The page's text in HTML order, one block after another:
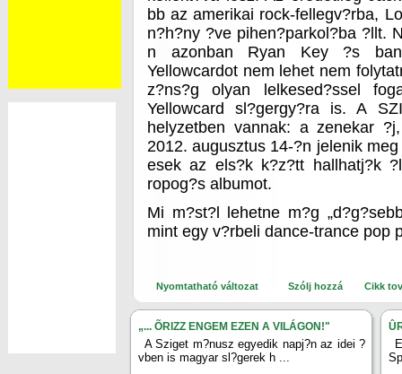
bb az amerikai rock-fellegv?rba,
n?h?ny ?ve pihen?parkol?ba ?llt.
n azonban Ryan Key ?s
Yellowcardot nem lehet nem
z?ns?g olyan lelkesed?ssel
Yellowcard sl?gergy?ra is. A
helyzetben vannak: a zenekar
2012. augusztus 14-?n jelenik
esek az els?k k?z?tt hallhatj?k
ropog?s albumot.
Mi m?st?l lehetne m?g
mint egy v?rbeli dance-trance pop
Nyomtatható változat Szólj hozzá Cikk
„... ÕRIZZ ENGEM EZEN A VILÁGON!"
A Sziget m?nusz egyedik napj?n az idei ?
vben is magyar sl?gerek h ...